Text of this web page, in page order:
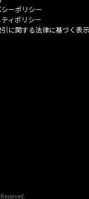
ーポリシー
ィポリシー
に関する法律に基づく表示